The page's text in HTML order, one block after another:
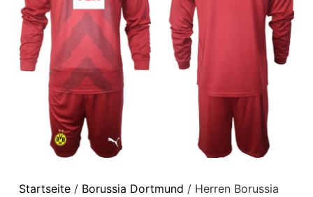
Startseite/ Borussia Dortmund / Herren Borussia